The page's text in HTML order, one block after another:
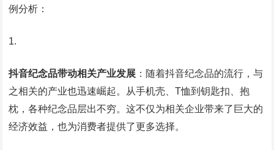
例分析：
抖音纪念品带动相关产业发展 ：随着抖音纪念品的流行，与
之相关的产业也迅速崛起。从手机壳、T恤到钥匙扣、抱
枕，各种纪念品层出不穷。这不仅为相关企业带来了巨大的
经济效益，也为消费者提供了更多选择。